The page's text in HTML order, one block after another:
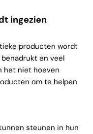
ingezien
producten wordt
en veel
het niet hoeven
om te helpen
steunen in hun